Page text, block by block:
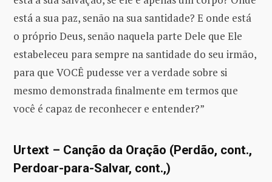
está a sua paz, senão na sua santidade? E onde está
o próprio Deus, senão naquela parte Dele que Ele
estabeleceu para sempre na santidade do seu irmão,
para que VOCÊ pudesse ver a verdade sobre si
mesmo demonstrada finalmente em termos que
você é capaz de reconhecer e entender?”
Urtext – Canção da Oração (Perdão, cont.,
Perdoar-para-Salvar, cont.,)